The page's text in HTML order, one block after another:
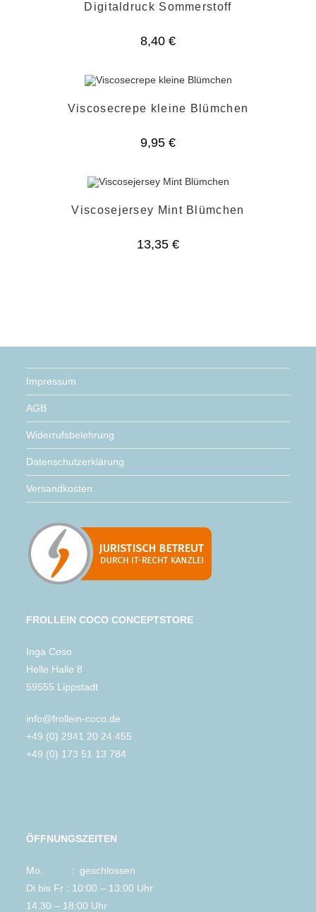
Digitaldruck Sommerstoff
8,40 €
Viscosecrepe kleine Blümchen
9,95 €
Viscosejersey Mint Blümchen
13,35 €
Impressum
AGB
Widerrufsbelehrung
Datenschutzerklärung
Versandkosten
FROLLEIN COCO CONCEPTSTORE
Inga Coso
Helle Halle 8
59555 Lippstadt
info@frollein-coco.de
+49 (0) 2941 20 24 455
+49 (0) 173 51 13 784
ÖFFNUNGSZEITEN
Mo. : geschlossen
Di bis Fr : 10:00 – 13:00 Uhr
14.30 – 18:00 Uhr